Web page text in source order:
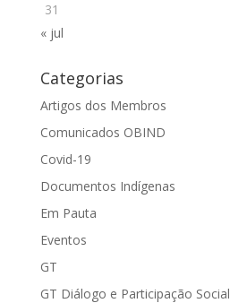
31
« jul
Categorias
Artigos dos Membros
Comunicados OBIND
Covid-19
Documentos Indígenas
Em Pauta
Eventos
GT
GT Diálogo e Participação Social